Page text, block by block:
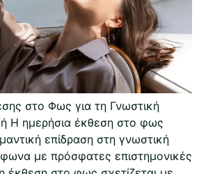
στο Φως για τη Γνωστική
Η ημερήσια έκθεση στο φως
επίδραση στη γνωστική
με πρόσφατες επιστημονικές